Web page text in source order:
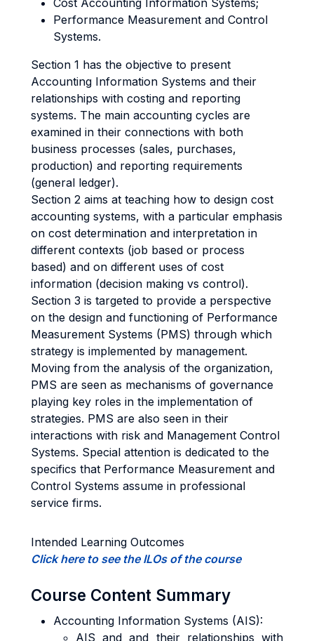
Cost Accounting Information Systems;
Performance Measurement and Control
Systems.
Section 1 has the objective to present
Accounting Information Systems and their
relationships with costing and reporting
systems. The main accounting cycles are
examined in their connections with both
business processes (sales, purchases,
production) and reporting requirements
(general ledger).
Section 2 aims at teaching how to design cost
accounting systems, with a particular emphasis
on cost determination and interpretation in
different contexts (job based or process
based) and on different uses of cost
information (decision making vs control).
Section 3 is targeted to provide a perspective
on the design and functioning of Performance
Measurement Systems (PMS) through which
strategy is implemented by management.
Moving from the analysis of the organization,
PMS are seen as mechanisms of governance
playing key roles in the implementation of
strategies. PMS are also seen in their
interactions with risk and Management Control
Systems. Special attention is dedicated to the
specifics that Performance Measurement and
Control Systems assume in professional
service firms.
Intended Learning Outcomes
Click here to see the ILOs of the course
Course Content Summary
Accounting Information Systems (AIS):
AIS and and their relationships with